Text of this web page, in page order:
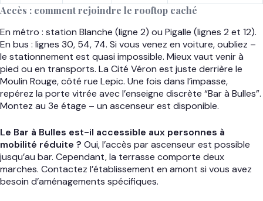
Accès : comment rejoindre le rooftop caché
En métro : station Blanche (ligne 2) ou Pigalle (lignes 2 et 12).
En bus : lignes 30, 54, 74. Si vous venez en voiture, oubliez –
le stationnement est quasi impossible. Mieux vaut venir à
pied ou en transports. La Cité Véron est juste derrière le
Moulin Rouge, côté rue Lepic. Une fois dans l’impasse,
repérez la porte vitrée avec l’enseigne discrète “Bar à Bulles”.
Montez au 3e étage – un ascenseur est disponible.
Le Bar à Bulles est-il accessible aux personnes à
mobilité réduite ? Oui, l’accès par ascenseur est possible
jusqu’au bar. Cependant, la terrasse comporte deux
marches. Contactez l’établissement en amont si vous avez
besoin d’aménagements spécifiques.